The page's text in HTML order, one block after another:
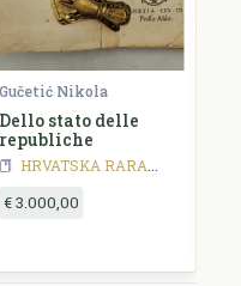
RARA - 18 stoljeće
Gučetić Nikola
Dello stato delle
republiche
HRVATSKA RARA
€ 3.000,00